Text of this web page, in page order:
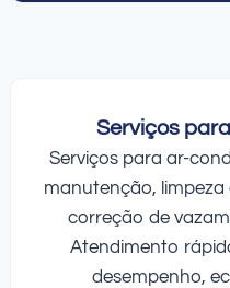
Serviços
Serviços para ar-
manutenção,
correção de
Atendimento
desempenho,